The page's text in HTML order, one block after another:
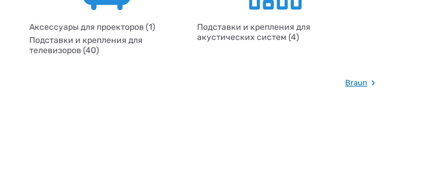
Аксессуары для проекторов (1)
Подставки и крепления для
телевизоров (40)
Подставки и крепления для
акустических систем (4)
Braun